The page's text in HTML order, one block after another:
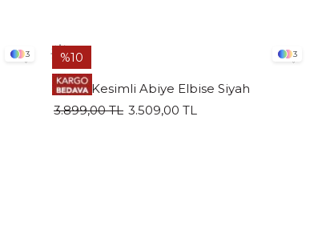
3 3
Verev Kesimli Abiye Elbise Siyah
3.509,00 TL
3.899,00 TL
%10